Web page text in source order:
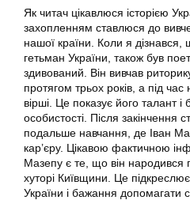
Як читач цікавлюся історією
захопленням ставлюся до
нашої країни. Коли я
гетьман України, також був
здивований. Він вивчав
протягом трьох років, а під час
вірші. Це показує його талант і
особистості. Після закінчення
подальше навчання, де Іван
кар’єру. Цікавою фактичною
Мазепу є те, що він народився
хуторі Київщини. Це
України і бажання допомагати